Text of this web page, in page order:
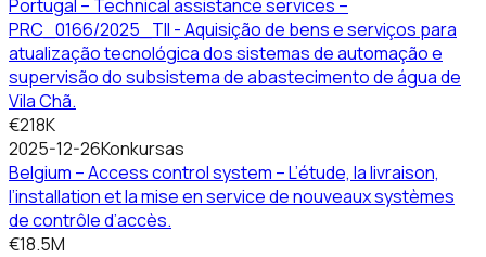
Portugal – Technical assistance services –
PRC_0166/2025_TII - Aquisição de bens e serviços para
atualização tecnológica dos sistemas de automação e
supervisão do subsistema de abastecimento de água de
Vila Chã.
€218K
2025-12-26Konkursas
Belgium – Access control system – L’étude, la livraison,
l’installation et la mise en service de nouveaux systèmes
de contrôle d’accès.
€18.5M